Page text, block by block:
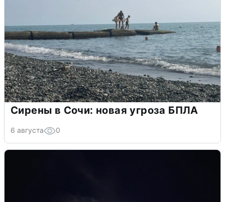
Сирены в Сочи: новая угроза БПЛА
6 августа 0